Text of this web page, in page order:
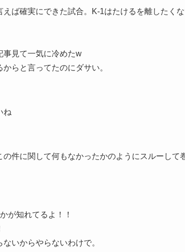
ば確実にできた試合。K-1はたけるを離したく
事見て一気に冷めたw
らと言ってたのにダサい。
ね
件に関して何もなかったかのようにスルーして
が知れてるよ！！
いからやらないわけで。